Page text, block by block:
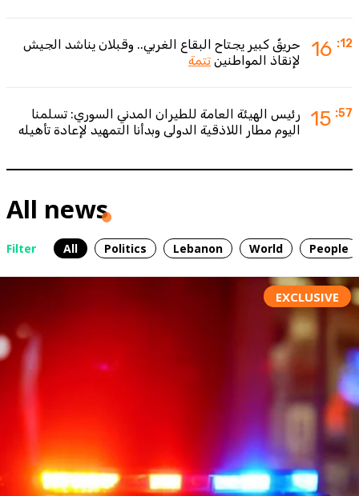
16 :12
حريقٌ كبير يجتاح البقاع الغربي.. وقبلان يناشد الجيش
لإنقاذ المواطنين تتمة
15 :57
رئيس الهيئة العامة للطيران المدني السوري: تسلمنا
اليوم مطار اللاذقية الدولي وبدأنا التمهيد لإعادة تأهيله
All news
Filter All Politics Lebanon World People
EXCLUSIVE